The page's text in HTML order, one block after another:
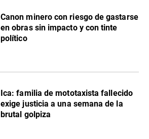
Canon minero con riesgo de gastarse
en obras sin impacto y con tinte
político
Ica: familia de mototaxista fallecido
exige justicia a una semana de la
brutal golpiza